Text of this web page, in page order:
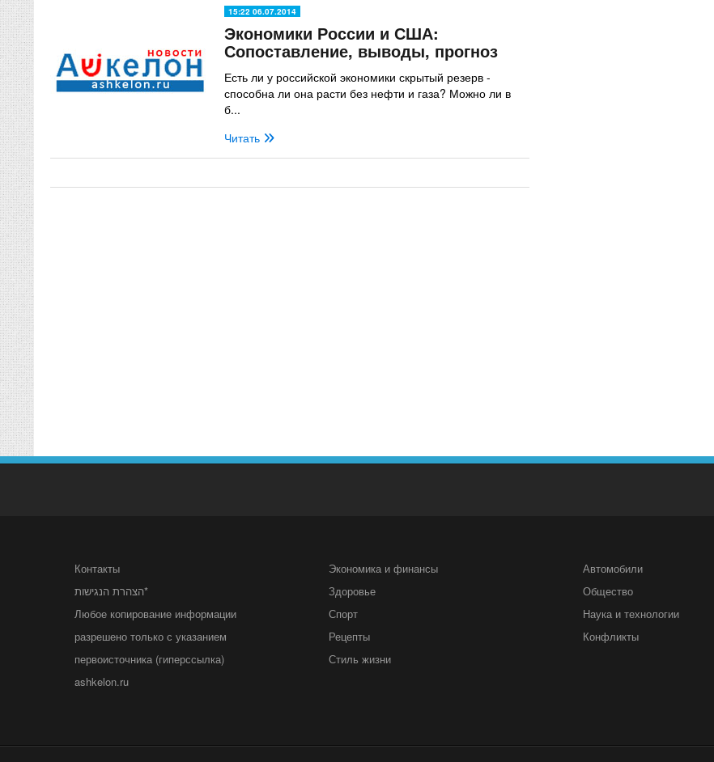
15:22 06.07.2014
Экономики России и США:
Сопоставление, выводы, прогноз
Есть ли у российской экономики скрытый резерв -
способна ли она расти без нефти и газа? Можно ли в
б...
Читать
Контакты
הצהרת הנגישות*
Любое копирование информации
разрешено только с указанием
первоисточника (гиперссылка)
ashkelon.ru
Экономика и финансы
Здоровье
Спорт
Рецепты
Стиль жизни
Автомобили
Общество
Наука и технологии
Конфликты